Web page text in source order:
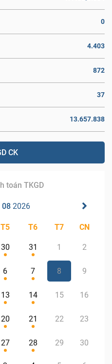
0
4.403
872
37
13.657.838
CK
toán TKGD
08 2026
T5 T6 T7 CN
30 31 1 2
6 7 8 9
13 14 15 16
20 21 22 23
27 28 29 30